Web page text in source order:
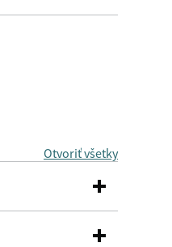
Otvoriť všetkysekcie